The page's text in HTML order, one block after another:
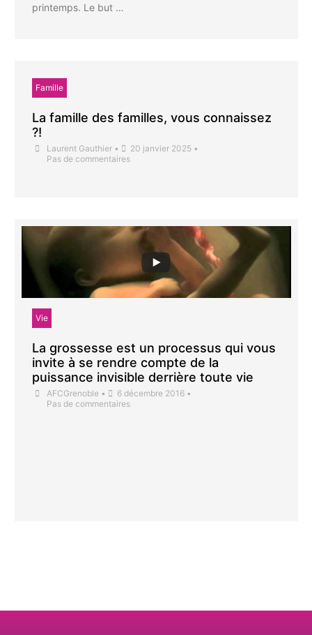
printemps. Le but …
Famille
La famille des familles, vous connaissez
?!
Laurent Gauthier • 20 janvier 2025 •
Pas de commentaires
Vie
La grossesse est un processus qui vous
invite à se rendre compte de la
puissance invisible derrière toute vie
AFCGrenoble • 6 décembre 2016 •
Pas de commentaires